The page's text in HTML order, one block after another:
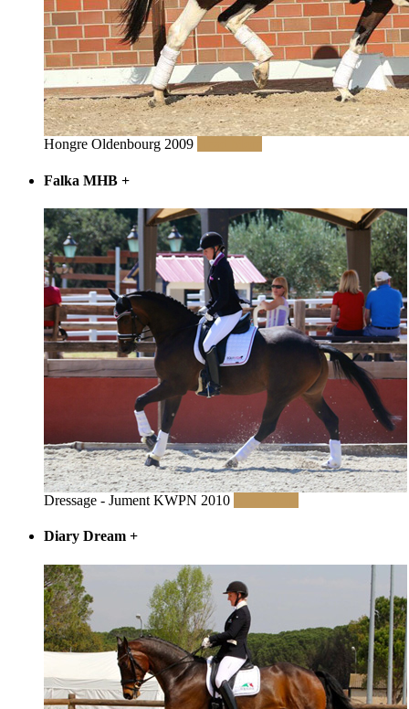
Hongre Oldenbourg 2009
Falka MHB +
Dressage - Jument KWPN 2010
Diary Dream +